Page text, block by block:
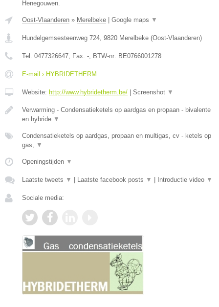
Henegouwen.
Oost-Vlaanderen » Merelbeke | Google maps ▼
Hundelgemsesteenweg 724 9820 Merelbeke (Oost-Vlaanderen)
Tel: 0477326647 , Fax: - , BTW-nr: BE0766001278
E-mail › HYBRIDETHERM
Website: http://www.hybridetherm.be/ | Screenshot ▼
Verwarming - Condensatieketels op aardgas en propaan - bivalente
en hybride ▼
Condensatieketels op aardgas, propaan en multigas, cv - ketels op
gas,
▼
Openingstijden ▼
Laatste tweets ▼ | Laatste facebook posts ▼ | Introductie video ▼
Sociale media: